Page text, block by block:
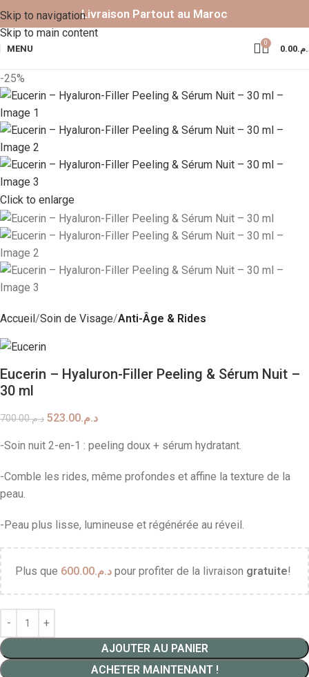
Skip to navigation
Skip to main content
Livraison Partout au Maroc
MENU
0
0.00
-25%
Click to enlarge
Accueil Soin de Visage Anti-Âge & Rides
Eucerin – Hyaluron-Filler Peeling & Sérum Nuit –
30 ml
د.م.700.00 د.م.523.00
-Soin nuit 2-en-1 : peeling doux + sérum hydratant.
-Comble les rides, même profondes et affine la texture de la
peau.
-Peau plus lisse, lumineuse et régénérée au réveil.
Plus que د.م.600.00 pour profiter de la livraison gratuite!
AJOUTER AU PANIER
ACHETER MAINTENANT !